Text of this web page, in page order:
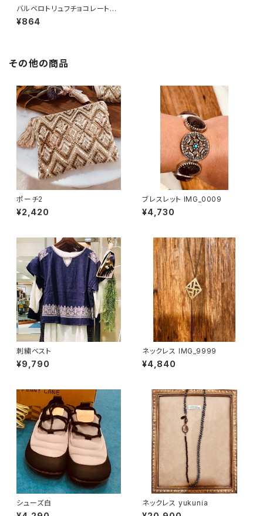
バルベロトリュフチョコレートロ
ーズミニ缶
¥864
その他の商品
ポーチ2
¥2,420
ブレスレット IMG_0009
¥4,730
刺繍ベスト
¥9,790
ネックレス IMG_9999
¥4,840
シューズ白 ネックレス yukunia